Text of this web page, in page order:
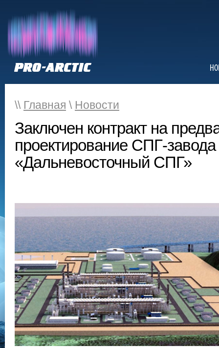
\\ Главная \ Новости
Заключен контракт на
проектирование СПГ-завода
«Дальневосточный СПГ»